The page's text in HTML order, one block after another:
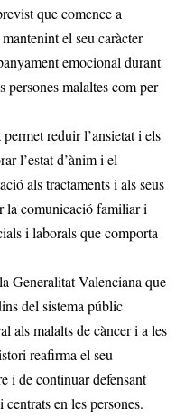
que comence a
el seu caràcter
emocional durant
persones malaltes com per
reduir l’ansietat i els
l’estat d’ànim i el
als tractaments i als seus
la comunicació familiar i
i laborals que comporta
Generalitat Valenciana que
del sistema públic
als malalts de càncer i a les
reafirma el seu
i de continuar defensant
en les persones.